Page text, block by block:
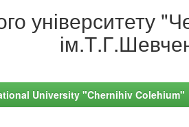
університету
University "Chernihiv Colehium"